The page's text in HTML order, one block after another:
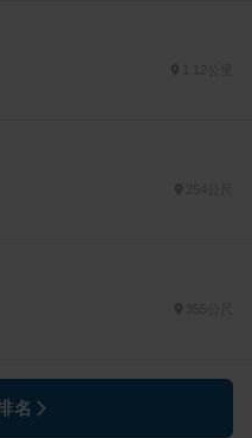
254公尺
355公尺
名